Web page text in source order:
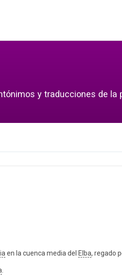
y traducciones de la
en la cuenca media del Elba, regado
.